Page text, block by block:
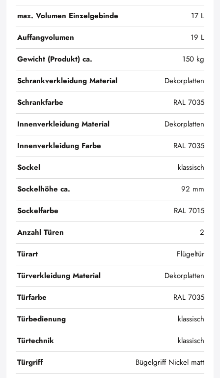
max. Volumen Einzelgebinde
17 L
Auffangvolumen
19 L
Gewicht (Produkt) ca.
150 kg
Schrankverkleidung Material
Dekorplatten
Schrankfarbe
RAL 7035
Innenverkleidung Material
Dekorplatten
Innenverkleidung Farbe
RAL 7035
Sockel
klassisch
Sockelhöhe ca.
92 mm
Sockelfarbe
RAL 7015
Anzahl Türen
2
Türart
Flügeltür
Türverkleidung Material
Dekorplatten
Türfarbe
RAL 7035
Türbedienung
klassisch
Türtechnik
klassisch
Türgriff
Bügelgriff Nickel matt